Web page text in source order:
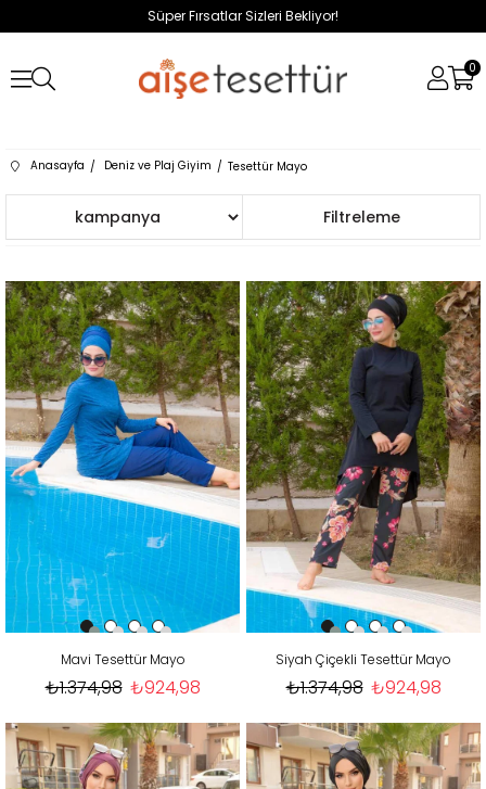
Süper Fırsatlar Sizleri Bekliyor!
0
Anasayfa Deniz ve Plaj Giyim Tesettür Mayo
Filtreleme
Sıralama
Mavi Tesettür Mayo
₺924,98
₺1.374,98
Siyah Çiçekli Tesettür Mayo
₺924,98
₺1.374,98